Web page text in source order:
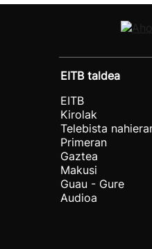
EITB taldea
EITB
Kirolak
Telebista
Primeran
Gaztea
Makusi
Guau - Gure
Audioa